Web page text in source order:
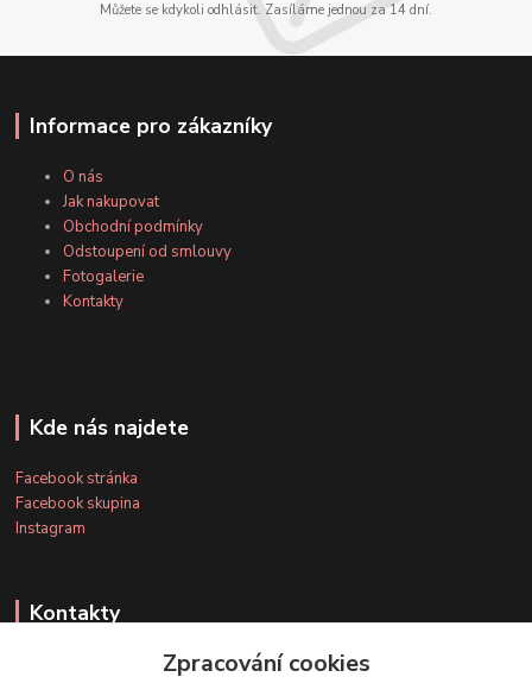
Můžete se kdykoli odhlásit. Zasíláme jednou za 14 dní.
Informace pro zákazníky
O nás
Jak nakupovat
Obchodní podmínky
Odstoupení od smlouvy
Fotogalerie
Kontakty
Kde nás najdete
Facebook stránka
Facebook skupina
Instagram
Kontakty
Zpracování cookies